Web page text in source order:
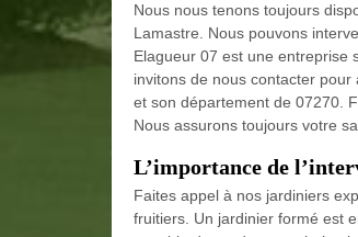
Nous nous tenons toujours
Lamastre. Nous pouvons
Elagueur 07 est une entreprise
invitons de nous contacter
et son département de 07270.
Nous assurons toujours votre
L’importance de
Faites appel à nos jardiniers
fruitiers. Un jardinier formé est